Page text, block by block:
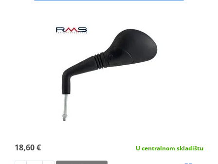
18,60 € U centralnom skladištu